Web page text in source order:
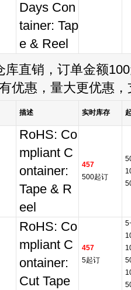
Days Con
tainer: Tap
e & Reel
直销，订单金额
优惠，量大更优惠
描述 实时库存
RoHS: Co
mpliant C
ontainer:
Tape & R
eel
457
500起订
RoHS: Co
mpliant C
ontainer:
Cut Tape
457
5起订